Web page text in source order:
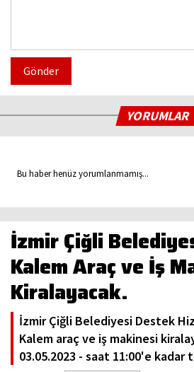
Gönder
YORUMLAR
Bu haber henüz yorumlanmamış...
İzmir Çiğli
Kalem Araç ve İş
Kiralayacak.
İzmir Çiğli Belediyesi Destek
Kalem araç ve iş makinesi
03.05.2023 - saat 11:00'e